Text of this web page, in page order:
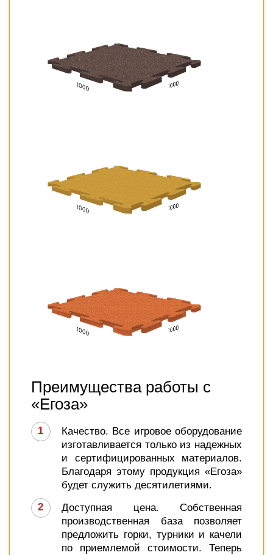
Преимущества работы с
«Егоза»
Качество. Все игровое оборудование
изготавливается только из надежных
и сертифицированных материалов.
Благодаря этому продукция «Егоза»
будет служить десятилетиями.
Доступная цена. Собственная
производственная база позволяет
предложить горки, турники и качели
по приемлемой стоимости. Теперь